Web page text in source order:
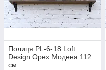
Полиця PL-6-18 Loft
Design Орех Модена 112
см